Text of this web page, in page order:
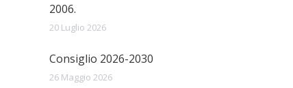
2006.
20 Luglio 2026
Consiglio 2026-2030
26 Maggio 2026